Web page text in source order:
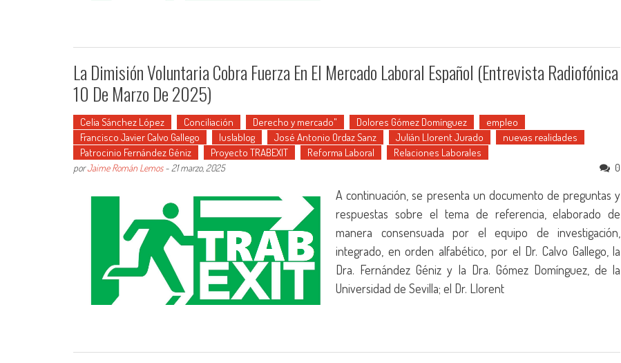
La Dimisión Voluntaria Cobra Fuerza En El Mercado Laboral Español (entrevista Radiofónica
10 De Marzo De 2025)
Celia Sánchez López Conciliación Derecho y mercado" Dolores Gómez Domínguez
empleo
Francisco Javier Calvo Gallego
Iuslablog José Antonio Ordaz Sanz Julián Llorent Jurado
nuevas realidades
Patrocinio Fernández Géniz
Proyecto TRABEXIT Reforma Laboral Relaciones Laborales
porJaime Román Lemos- 21 marzo, 2025 0
A continuación, se presenta un documento de preguntas y
respuestas sobre el tema de referencia, elaborado de
manera consensuada por el equipo de investigación,
integrado, en orden alfabético, por el Dr. Calvo Gallego, la
Dra. Fernández Géniz y la Dra. Gómez Domínguez, de la
Universidad de Sevilla; el Dr. Llorent